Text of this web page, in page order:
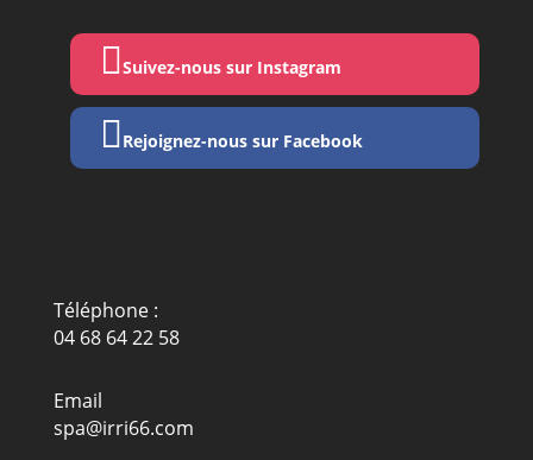
Suivez-nous sur Instagram
Rejoignez-nous sur Facebook
Téléphone :
04 68 64 22 58
Email
spa@irri66.com